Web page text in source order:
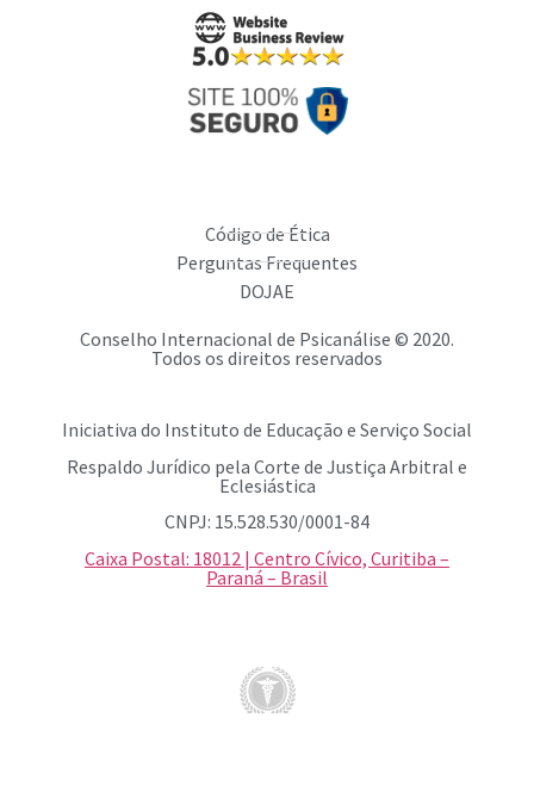
Código de Ética
Perguntas Frequentes
DOJAE
Conselho Internacional de Psicanálise © 2020.
Todos os direitos reservados
Iniciativa do Instituto de Educação e Serviço Social
Respaldo Jurídico pela Corte de Justiça Arbitral e
Eclesiástica
CNPJ: 15.528.530/0001-84
Caixa Postal: 18012 | Centro Cívico, Curitiba –
Paraná – Brasil